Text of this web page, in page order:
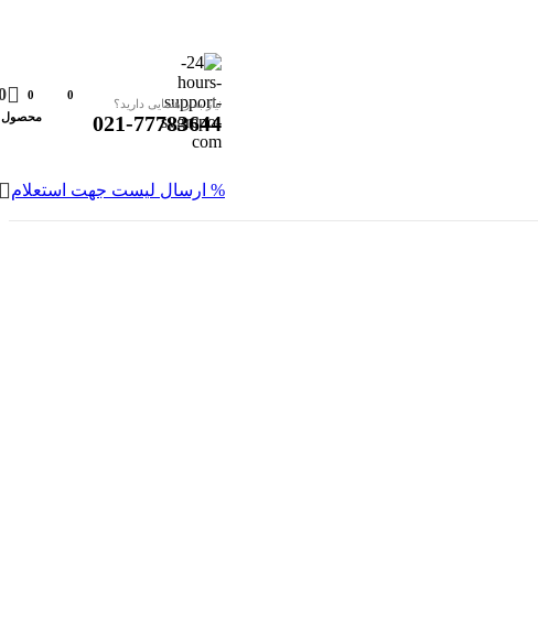
نیاز به راهنمایی دارید؟
021-77783644
0
0
محصول
% ارسال لیست جهت استعلام